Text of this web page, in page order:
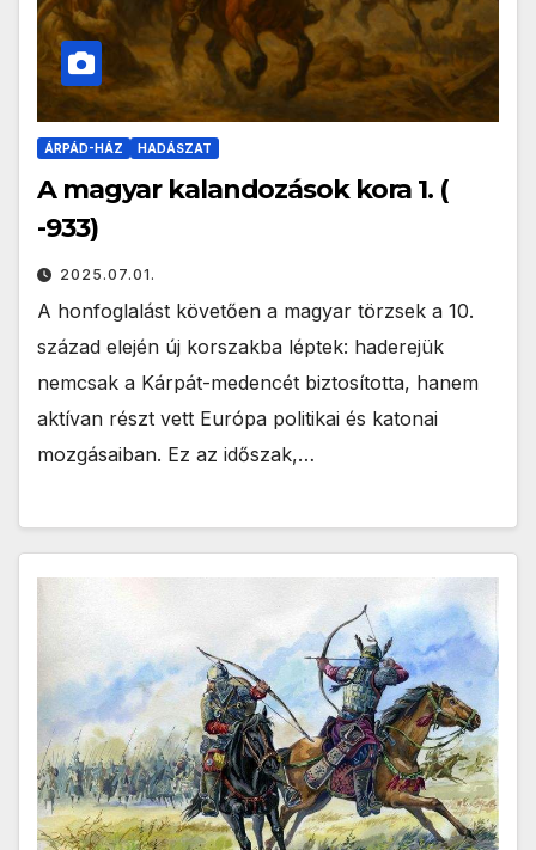
ÁRPÁD-HÁZ HADÁSZAT
A magyar kalandozások kora 1. (
-933)
2025.07.01.
A honfoglalást követően a magyar törzsek a 10.
század elején új korszakba léptek: haderejük
nemcsak a Kárpát-medencét biztosította, hanem
aktívan részt vett Európa politikai és katonai
mozgásaiban. Ez az időszak,…